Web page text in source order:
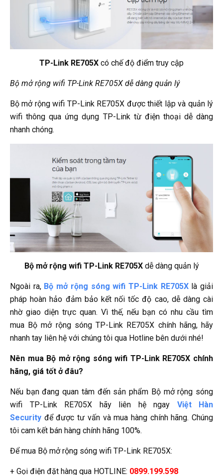
TP-Link RE705X có chế độ điểm truy cập
Bộ mở rộng wifi TP-Link RE705X dễ dàng quản lý
Bộ mở rộng wifi TP-Link RE705X được thiết lập và quản lý
wifi thông qua ứng dụng TP-Link từ điện thoại dễ dàng
nhanh chóng.
Bộ mở rộng wifi TP-Link RE705Xdễ dàng quản lý
Ngoài ra, Bộ mở rộng sóng wifi TP-Link RE705Xlà giải
pháp hoàn hảo đảm bảo kết nối tốc độ cao, dễ dàng cài
nhờ giao diện trực quan. Vì thế, nếu bạn có nhu cầu tìm
mua Bộ mở rộng sóng TP-Link RE705X chính hãng, hãy
nhanh tay liên hệ với chúng tôi qua Hotline bên dưới nhé!
Nên mua Bộ mở rộng sóng wifi TP-Link RE705X chính
hãng, giá tốt ở đâu?
Nếu bạn đang quan tâm đến sản phẩm Bộ mở rộng sóng
wifi TP-Link RE705X hãy liên hệ ngay Việt Hàn
Security để được tư vấn và mua hàng chính hãng. Chúng
tôi cam kết bán hàng chính hãng 100%.
Để mua Bộ mở rộng sóng wifi TP-Link RE705X:
+ Gọi điện đặt hàng qua HOTLINE: 0899.199.598